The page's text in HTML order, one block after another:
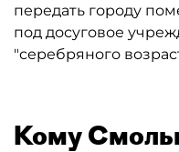
передать городу
под досуговое
"серебряного
Кому